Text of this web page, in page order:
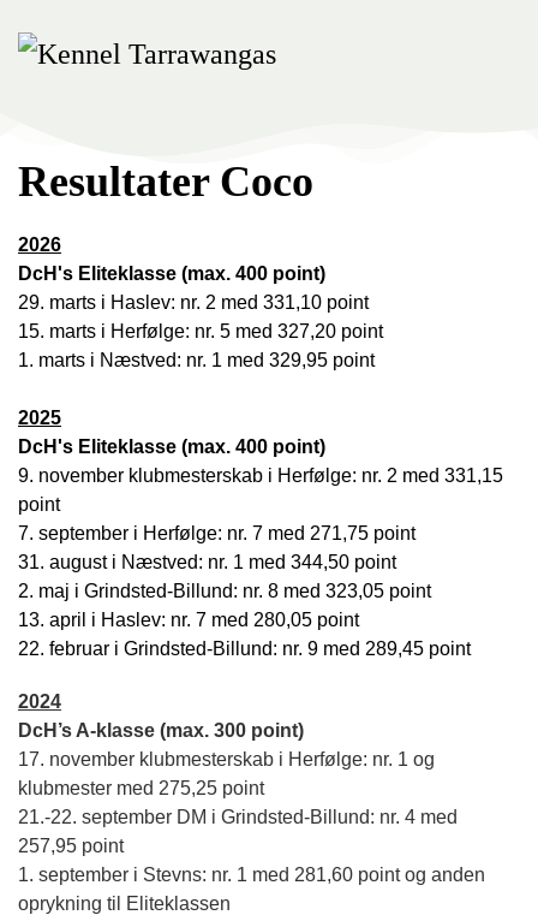
Skip
Resultater Coco
2026
DcH's Eliteklasse (max. 400 point)
29. marts i Haslev: nr. 2 med 331,10 point
15. marts i Herfølge: nr. 5 med 327,20 point
1. marts i Næstved: nr. 1 med 329,95 point
2025
DcH's Eliteklasse (max. 400 point)
9. november klubmesterskab i Herfølge: nr. 2 med 331,15
point
7. september i Herfølge: nr. 7 med 271,75 point
31. august i Næstved: nr. 1 med 344,50 point
2. maj i Grindsted-Billund: nr. 8 med 323,05 point
13. april i Haslev: nr. 7 med 280,05 point
22. februar i Grindsted-Billund: nr. 9 med 289,45 point
2024
DcH’s A-klasse (max. 300 point)
17. november klubmesterskab i Herfølge: nr. 1 og
klubmester med 275,25 point
21.-22. september DM i Grindsted-Billund: nr. 4 med
257,95 point
1. september i Stevns: nr. 1 med 281,60 point og anden
oprykning til Eliteklassen